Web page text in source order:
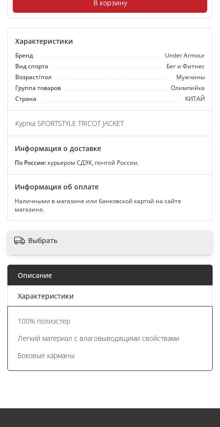
В корзину
Характеристики
Бренд
Under Armour
Вид спорта
Бег и Фитнес
Возраст/пол
Мужчины
Группа товаров
Олимпийка
Страна
КИТАЙ
Куртка SPORTSTYLE TRICOT JACKET
Информация о доставке
По России: курьером СДЭК, почтой России.
Информация об оплате
Наличными в магазине или банковской картой на сайте
магазина.
Выбрать
Описание
Характеристики
100% полиэстер
Легкий материал с влаговыводящими свойствами
Боковые карманы